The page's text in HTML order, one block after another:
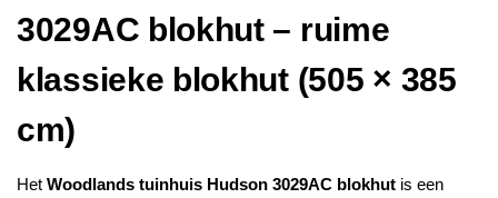
3029AC blokhut – ruime
klassieke blokhut (505 × 385
cm)
Het Woodlands tuinhuis Hudson 3029AC blokhut is een